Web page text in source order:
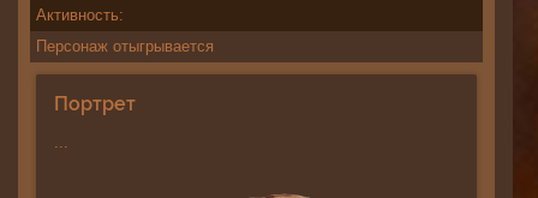
Активность:
Персонаж отыгрывается
Портрет